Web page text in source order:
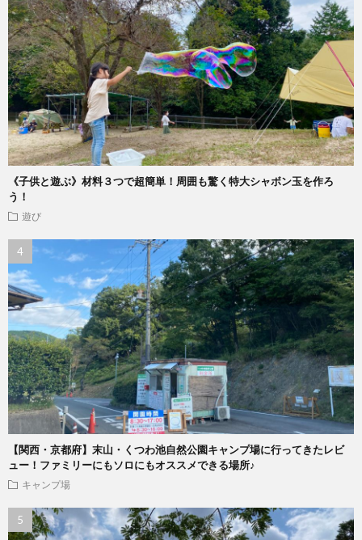
《子供と遊ぶ》材料３つで超簡単！周囲も驚く特大シャボン玉を作ろ
う！
遊び
【関西・京都府】末山・くつわ池自然公園キャンプ場に行ってきたレビ
ュー！ファミリーにもソロにもオススメできる場所♪
キャンプ場